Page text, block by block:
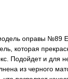
оправы №89
которая
Подойдет и для
из черного